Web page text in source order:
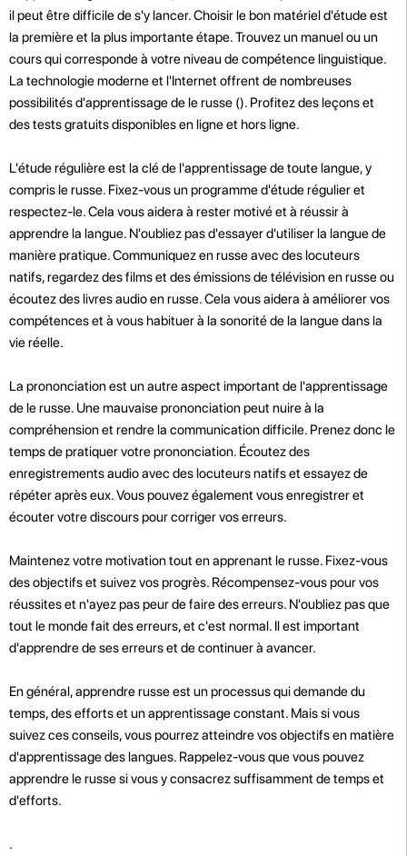
il peut être difficile de s'y lancer. Choisir le bon matériel d'étude est
la première et la plus importante étape. Trouvez un manuel ou un
cours qui corresponde à votre niveau de compétence linguistique.
La technologie moderne et l'Internet offrent de nombreuses
possibilités d'apprentissage de le russe (). Profitez des leçons et
des tests gratuits disponibles en ligne et hors ligne.
L'étude régulière est la clé de l'apprentissage de toute langue, y
compris le russe. Fixez-vous un programme d'étude régulier et
respectez-le. Cela vous aidera à rester motivé et à réussir à
apprendre la langue. N'oubliez pas d'essayer d'utiliser la langue de
manière pratique. Communiquez en russe avec des locuteurs
natifs, regardez des films et des émissions de télévision en russe ou
écoutez des livres audio en russe. Cela vous aidera à améliorer vos
compétences et à vous habituer à la sonorité de la langue dans la
vie réelle.
La prononciation est un autre aspect important de l'apprentissage
de le russe. Une mauvaise prononciation peut nuire à la
compréhension et rendre la communication difficile. Prenez donc le
temps de pratiquer votre prononciation. Écoutez des
enregistrements audio avec des locuteurs natifs et essayez de
répéter après eux. Vous pouvez également vous enregistrer et
écouter votre discours pour corriger vos erreurs.
Maintenez votre motivation tout en apprenant le russe. Fixez-vous
des objectifs et suivez vos progrès. Récompensez-vous pour vos
réussites et n'ayez pas peur de faire des erreurs. N'oubliez pas que
tout le monde fait des erreurs, et c'est normal. Il est important
d'apprendre de ses erreurs et de continuer à avancer.
En général, apprendre russe est un processus qui demande du
temps, des efforts et un apprentissage constant. Mais si vous
suivez ces conseils, vous pourrez atteindre vos objectifs en matière
d'apprentissage des langues. Rappelez-vous que vous pouvez
apprendre le russe si vous y consacrez suffisamment de temps et
d'efforts.
.